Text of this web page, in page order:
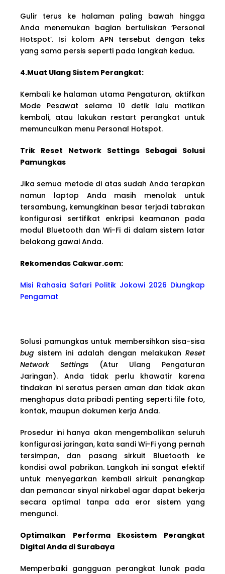
Gulir terus ke halaman paling bawah hingga
Anda menemukan bagian bertuliskan ‘Personal
Hotspot’. Isi kolom APN tersebut dengan teks
yang sama persis seperti pada langkah kedua.
4.Muat Ulang Sistem Perangkat:
Kembali ke halaman utama Pengaturan, aktifkan
Mode Pesawat selama 10 detik lalu matikan
kembali, atau lakukan restart perangkat untuk
memunculkan menu Personal Hotspot.
Trik Reset Network Settings Sebagai Solusi
Pamungkas
Jika semua metode di atas sudah Anda terapkan
namun laptop Anda masih menolak untuk
tersambung, kemungkinan besar terjadi tabrakan
konfigurasi sertifikat enkripsi keamanan pada
modul Bluetooth dan Wi-Fi di dalam sistem latar
belakang gawai Anda.
Rekomendas Cakwar.com:
Misi Rahasia Safari Politik Jokowi 2026 Diungkap
Pengamat
Solusi pamungkas untuk membersihkan sisa-sisa
bug sistem ini adalah dengan melakukan Reset
Network Settings(Atur Ulang Pengaturan
Jaringan). Anda tidak perlu khawatir karena
tindakan ini seratus persen aman dan tidak akan
menghapus data pribadi penting seperti file foto,
kontak, maupun dokumen kerja Anda.
Prosedur ini hanya akan mengembalikan seluruh
konfigurasi jaringan, kata sandi Wi-Fi yang pernah
tersimpan, dan pasang sirkuit Bluetooth ke
kondisi awal pabrikan. Langkah ini sangat efektif
untuk menyegarkan kembali sirkuit penangkap
dan pemancar sinyal nirkabel agar dapat bekerja
secara optimal tanpa ada eror sistem yang
mengunci.
Optimalkan Performa Ekosistem Perangkat
Digital Anda di Surabaya
Memperbaiki gangguan perangkat lunak pada